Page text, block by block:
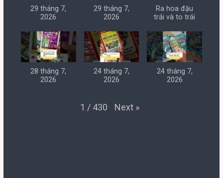
29 tháng 7,
2026
29 tháng 7,
2026
Ra hoa đậu
trái và to trái
28 tháng 7,
2026
24 tháng 7,
2026
24 tháng 7,
2026
1 / 430 Next »